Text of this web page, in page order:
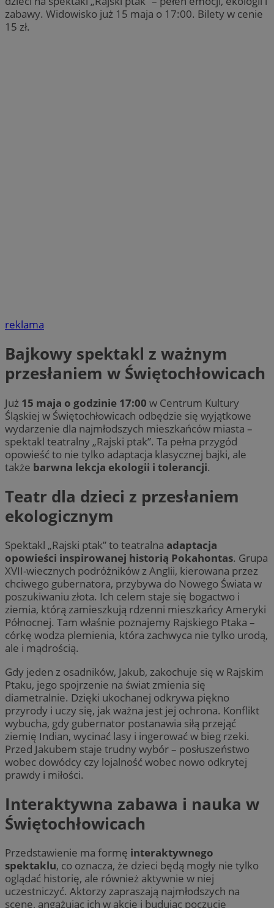
zabawy. Widowisko już 15 maja o 17:00. Bilety w cenie
15 zł.
reklama
Bajkowy spektakl z ważnym
przesłaniem w Świętochłowicach
Już 15 maja o godzinie 17:00 w Centrum Kultury
Śląskiej w Świętochłowicach odbędzie się wyjątkowe
wydarzenie dla najmłodszych mieszkańców miasta –
spektakl teatralny „Rajski ptak”. Ta pełna przygód
opowieść to nie tylko adaptacja klasycznej bajki, ale
także barwna lekcja ekologii i tolerancji.
Teatr dla dzieci z przesłaniem
ekologicznym
Spektakl „Rajski ptak” to teatralna adaptacja
opowieści inspirowanej historią Pokahontas. Grupa
XVII-wiecznych podróżników z Anglii, kierowana przez
chciwego gubernatora, przybywa do Nowego Świata w
poszukiwaniu złota. Ich celem staje się bogactwo i
ziemia, którą zamieszkują rdzenni mieszkańcy Ameryki
Północnej. Tam właśnie poznajemy Rajskiego Ptaka –
córkę wodza plemienia, która zachwyca nie tylko urodą,
ale i mądrością.
Gdy jeden z osadników, Jakub, zakochuje się w Rajskim
Ptaku, jego spojrzenie na świat zmienia się
diametralnie. Dzięki ukochanej odkrywa piękno
przyrody i uczy się, jak ważna jest jej ochrona. Konflikt
wybucha, gdy gubernator postanawia siłą przejąć
ziemię Indian, wycinać lasy i ingerować w bieg rzeki.
Przed Jakubem staje trudny wybór – posłuszeństwo
wobec dowódcy czy lojalność wobec nowo odkrytej
prawdy i miłości.
Interaktywna zabawa i nauka w
Świętochłowicach
Przedstawienie ma formę interaktywnego
spektaklu, co oznacza, że dzieci będą mogły nie tylko
oglądać historię, ale również aktywnie w niej
uczestniczyć. Aktorzy zapraszają najmłodszych na
scenę, angażując ich w akcję i budując poczucie